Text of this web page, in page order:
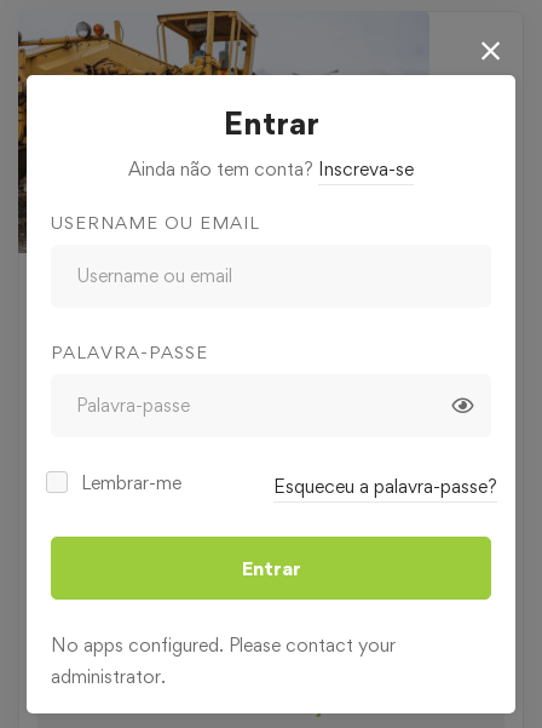
Duração 4 horas
SEGURANÇA E HIGIENE NO
Segurança no Trabalho
Entrar
Ainda não tem conta? Inscreva-se
USERNAME OU EMAIL
PALAVRA-PASSE
Lembrar-me Esqueceu a palavra-passe?
Entrar
No apps configured. Please contact your
administrator.